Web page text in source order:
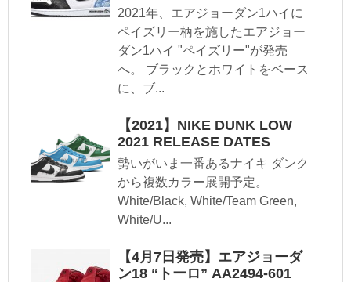
2021年、エアジョーダン1ハイに
ペイズリー柄を施したエアジョー
ダン1ハイ "ペイズリー"が発売
へ。 ブラックとホワイトをベース
に、ブ...
【2021】NIKE DUNK LOW
2021 RELEASE DATES
勢いがいま一番あるナイキ ダンク
から複数カラー展開予定。
White/Black, White/Team Green,
White/U...
【4月7日発売】エアジョーダ
ン18 “トーロ” AA2494-601